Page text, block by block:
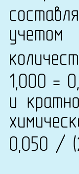
учетом
1,000 =
и
0,050 /